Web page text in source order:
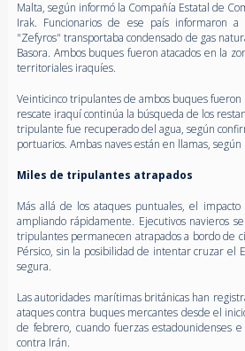
Malta, según informó la Compañía Estatal de
Irak. Funcionarios de ese país informaron a
"Zefyros" transportaba condensado de gas
Basora. Ambos buques fueron atacados en la
territoriales iraquíes.
Veinticinco tripulantes de ambos buques fueron
rescate iraquí continúa la búsqueda de los
tripulante fue recuperado del agua, según
portuarios. Ambas naves están en llamas,
Miles de tripulantes atrapados
Más allá de los ataques puntuales, el
ampliando rápidamente. Ejecutivos navieros
tripulantes permanecen atrapados a bordo de
Pérsico, sin la posibilidad de intentar cruzar el
segura.
Las autoridades marítimas británicas han
ataques contra buques mercantes desde el
de febrero, cuando fuerzas estadounidenses
contra Irán.